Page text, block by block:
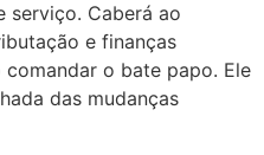
serviço. Caberá ao
e finanças
o bate papo. Ele
das mudanças